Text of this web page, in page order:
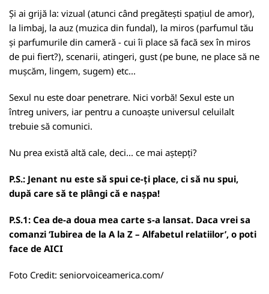
Și ai grijă la: vizual (atunci când pregătești spațiul de amor),
la limbaj, la auz (muzica din fundal), la miros (parfumul tău
și parfumurile din cameră - cui îi place să facă sex în miros
de pui fiert?), scenarii, atingeri, gust (pe bune, ne place să ne
mușcăm, lingem, sugem) etc...
Sexul nu este doar penetrare. Nici vorbă! Sexul este un
întreg univers, iar pentru a cunoaște universul celuilalt
trebuie să comunici.
Nu prea există altă cale, deci... ce mai aștepți?
P.S.: Jenant nu este să spui ce-ți place, ci să nu spui,
după care să te plângi că e nașpa!
P.S.1: Cea de-a doua mea carte s-a lansat. Daca vrei sa
comanzi ‘Iubirea de la A la Z – Alfabetul relatiilor’, o poti
face de AICI
Foto Credit: seniorvoiceamerica.com/